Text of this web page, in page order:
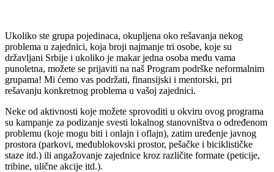
Ukoliko ste grupa pojedinaca, okupljena oko rešavanja nekog
problema u zajednici, koja broji najmanje tri osobe, koje su
državljani Srbije i ukoliko je makar jedna osoba među vama
punoletna, možete se prijaviti na naš Program podrške neformalnim
grupama! Mi ćemo vas podržati, finansijski i mentorski, pri
rešavanju konkretnog problema u vašoj zajednici.
Neke od aktivnosti koje možete sprovoditi u okviru ovog programa
su kampanje za podizanje svesti lokalnog stanovništva o određenom
problemu (koje mogu biti i onlajn i oflajn), zatim uređenje javnog
prostora (parkovi, međublokovski prostor, pešačke i biciklističke
staze itd.) ili angažovanje zajednice kroz različite formate (peticije,
tribine, ulične akcije itd.).